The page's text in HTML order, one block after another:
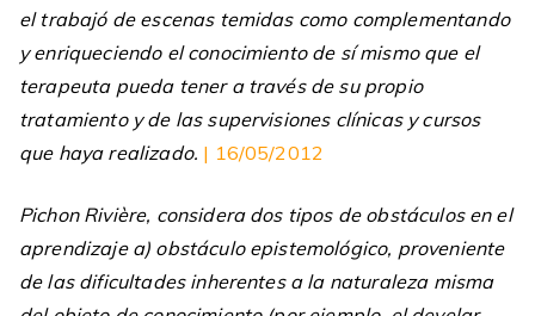
el trabajó de escenas temidas como complementando
y enriqueciendo el conocimiento de sí mismo que el
terapeuta pueda tener a través de su propio
tratamiento y de las supervisiones clínicas y cursos
que haya realizado. | 16/05/2012
Pichon Rivière, considera dos tipos de obstáculos en el
aprendizaje a) obstáculo epistemológico, proveniente
de las dificultades inherentes a la naturaleza misma